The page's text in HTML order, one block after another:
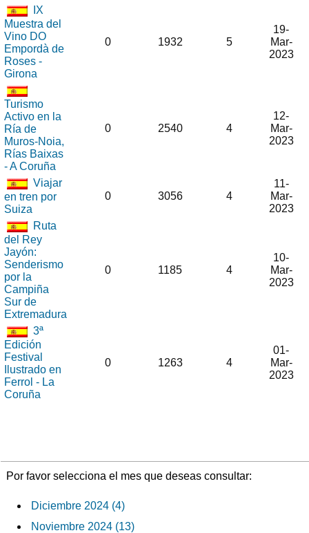
IX
Muestra del
Vino DO
Empordà de
Roses -
Girona
0 1932 5
19-
Mar-
2023
Turismo
Activo en la
Ría de
Muros-Noia,
Rías Baixas
- A Coruña
0 2540 4
12-
Mar-
2023
Viajar
en tren por
Suiza
0 3056 4
11-
Mar-
2023
Ruta
del Rey
Jayón:
Senderismo
por la
Campiña
Sur de
Extremadura
0 1185 4
10-
Mar-
2023
3ª
Edición
Festival
Ilustrado en
Ferrol - La
Coruña
0 1263 4
01-
Mar-
2023
Por favor selecciona el mes que deseas consultar:
Diciembre 2024 (4)
Noviembre 2024 (13)